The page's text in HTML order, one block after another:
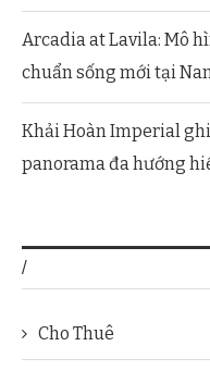
Arcadia at Lavila: Mô
chuẩn sống mới tại
Khải Hoàn Imperial
panorama đa hướng
/
Cho Thuê